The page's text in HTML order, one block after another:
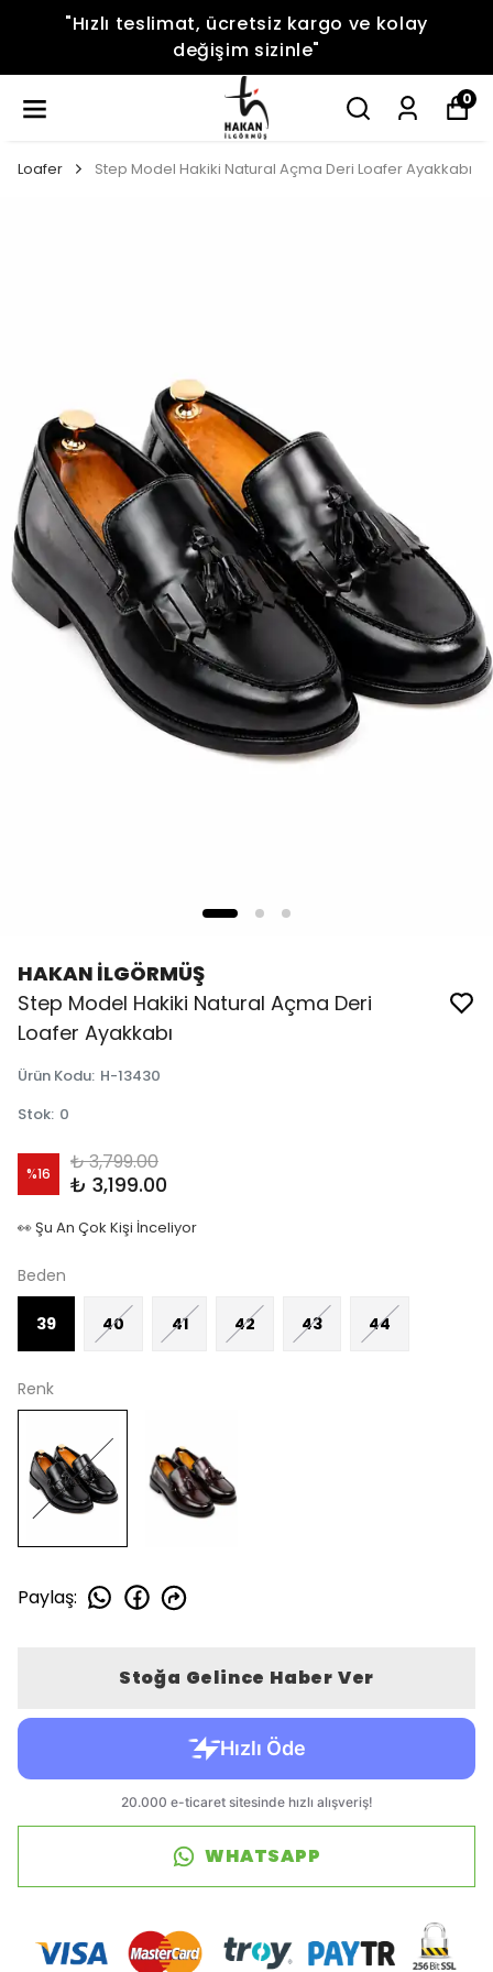
"Hızlı teslimat, ücretsiz kargo ve kolay
değişim sizinle"
0
Loafer Step Model Hakiki Natural Açma Deri Loafer Ayakkabı
HAKAN İLGÖRMÜŞ
Step Model Hakiki Natural Açma Deri
Loafer Ayakkabı
Ürün Kodu: H-13430
Stok: 0
%16 ₺ 3,799.00
₺ 3,199.00
👀 Şu An Çok Kişi İnceliyor
Beden
39 40 41 42 43 44
Renk
Paylaş:
Stoğa Gelince Haber Ver
WHATSAPP